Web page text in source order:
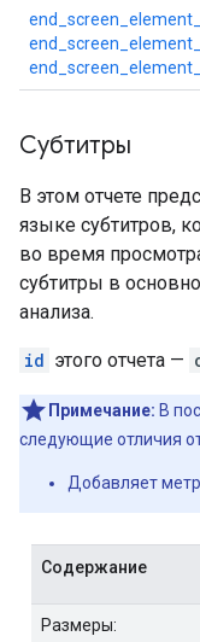
Субтитры
В этом отчете
языке субтитров,
во время
субтитры в
анализа.
id этого отчета —
Примечание: В
следующие отличия
Добавляет
Содержание
Размеры: